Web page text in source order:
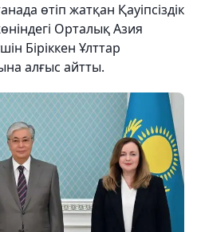
өтіп жатқан Қауіпсіздік
Орталық Азия
Біріккен Ұлттар
алғыс айтты.